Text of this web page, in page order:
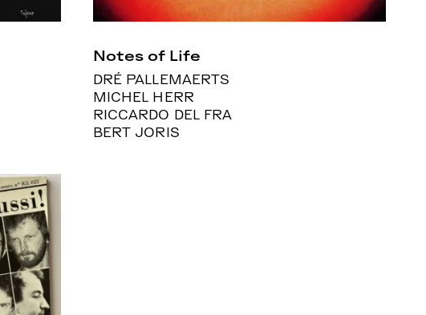
Notes of Life
DRÉ PALLEMAERTS
MICHEL HERR
RICCARDO DEL FRA
BERT JORIS